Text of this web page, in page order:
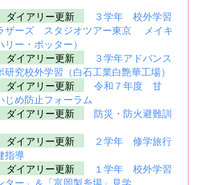
ダイアリー更新
３学年 校外学習
ラザーズ スタジオツアー東京 メイキ
ー・ポッター）
ダイアリー更新
３学年アドバンス
究校外学習（白石工業白艶華工場）
ダイアリー更新
令和７年度 甘
じめ防止フォーラム
ダイアリー更新
防災・防火避難訓
ダイアリー更新
２学年 修学旅行
指導
ダイアリー更新
１学年 校外学習
ター」＆「富岡製糸場」見学